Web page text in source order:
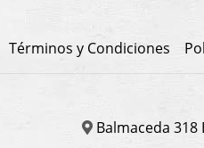
Términos y Condiciones
Balmaceda 318